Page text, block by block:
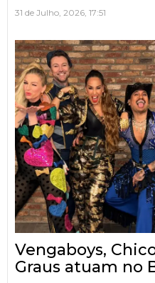
31 de Julho, 2026, 17:51
Vengaboys,
Graus atuam no